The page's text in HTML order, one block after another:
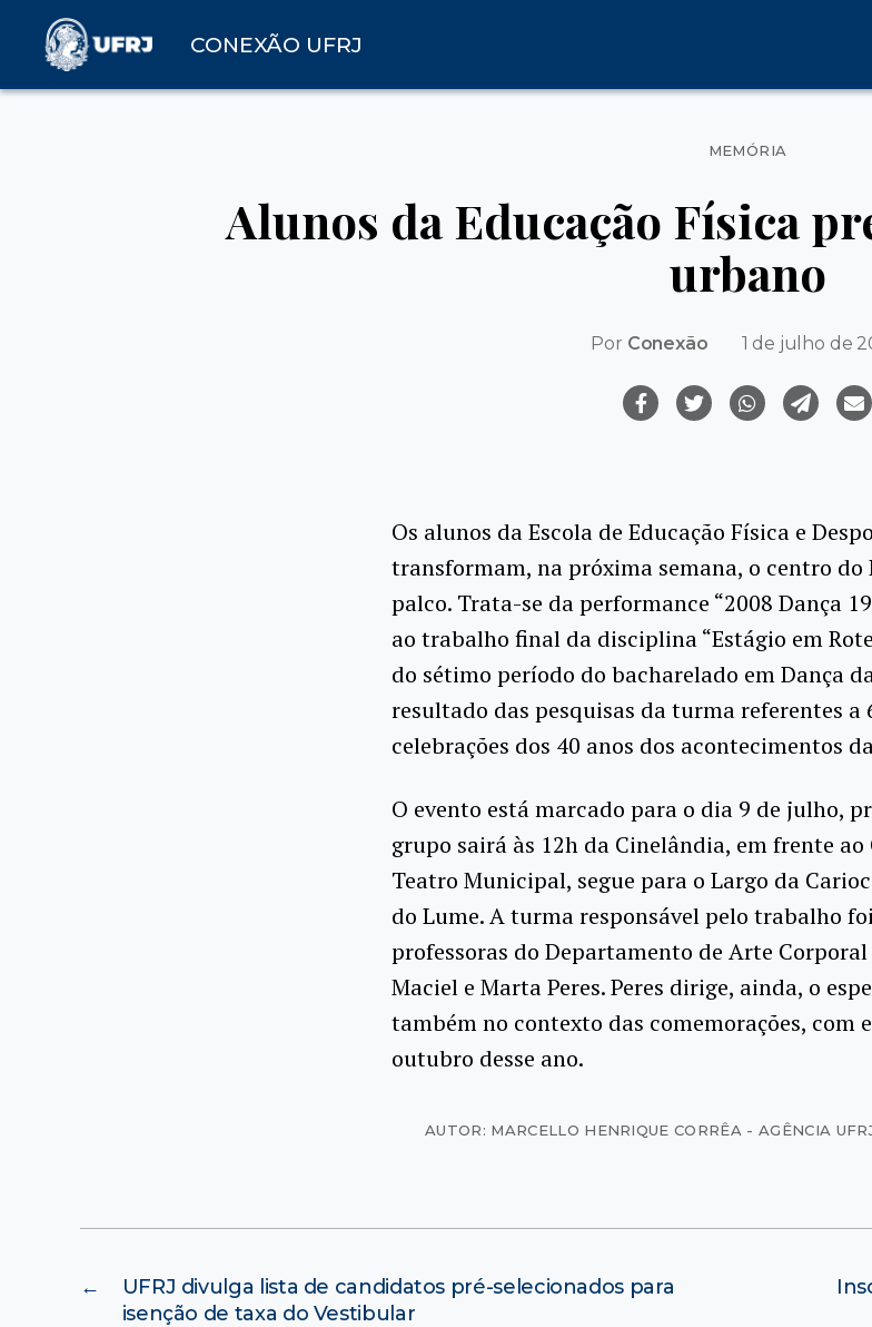
CONEXÃO UFRJ
Categorias
MEMÓRIA
Alunos da Educação Física
urbano
Por Conexão 1 de julho de
Os alunos da Escola de Educação Física e
transformam, na próxima semana, o centro do
palco. Trata-se da performance “2008 Dança
ao trabalho final da disciplina “Estágio em
do sétimo período do bacharelado em Dança
resultado das pesquisas da turma referentes a
celebrações dos 40 anos dos acontecimentos
O evento está marcado para o dia 9 de julho,
grupo sairá às 12h da Cinelândia, em frente ao
Teatro Municipal, segue para o Largo da
do Lume. A turma responsável pelo trabalho
professoras do Departamento de Arte
Maciel e Marta Peres. Peres dirige, ainda, o
também no contexto das comemorações, com
outubro desse ano.
AUTOR: MARCELLO HENRIQUE CORRÊA - AGÊNCIA
←
UFRJ divulga lista de candidatos pré-selecionados para
isenção de taxa do Vestibular